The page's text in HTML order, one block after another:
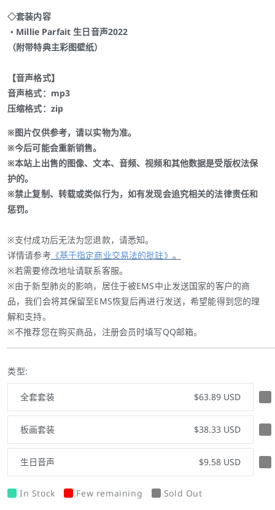
◇套装内容
・Millie Parfait 生日音声2022
（附带特典主彩图壁纸）
【音声格式】
音声格式：mp3
压缩格式：zip
※图片仅供参考，请以实物为准。
※今后可能会重新销售。
※本站上出售的图像、文本、音频、视频和其他数据是受版权法保
护的。
※禁止复制、转载或类似行为，如有发现会追究相关的法律责任和
惩罚。
※支付成功后无法为您退款，请悉知。
详情请参考 《基于指定商业交易法的批註》 。
※若需要修改地址请联系客服。
※由于新型肺炎的影响，居住于被EMS中止发送国家的客户的商
品，我们会将其保留至EMS恢复后再进行发送，希望能得到您的理
解和支持。
※不推荐您在购买商品，注册会员时填写QQ邮箱。
类型:
全套套装 $63.89 USD
板画套装 $38.33 USD
生日音声 $9.58 USD
In Stock Few remaining Sold Out